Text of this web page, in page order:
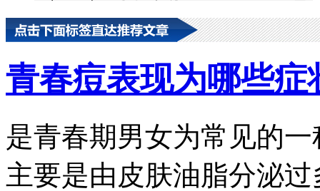
青春痘表现为哪些症
是青春期男女为常见的
主要是由皮肤油脂分泌